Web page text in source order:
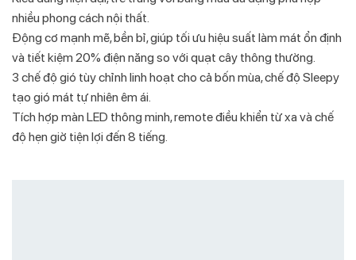
nhiều phong cách nội thất.
Động cơ mạnh mẽ, bền bỉ, giúp tối ưu hiệu suất làm mát ổn định
và tiết kiệm 20% điện năng so với quạt cây thông thường.
3 chế độ gió tùy chỉnh linh hoạt cho cả bốn mùa, chế độ Sleepy
tạo gió mát tự nhiên êm ái.
Tích hợp màn LED thông minh, remote điều khiển từ xa và chế
độ hẹn giờ tiện lợi đến 8 tiếng.